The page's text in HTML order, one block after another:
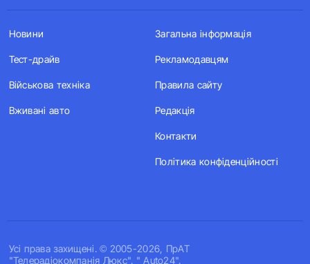
Усi права захищенi. © 2005-2026, ПрАТ
"Телерадіокомпанія Люкс". " Auto24".
Новини
Тест-драйв
Військова техніка
Вживані авто
Загальна інформація
Рекламодавцям
Правила сайту
Редакція
Контакти
Політика конфіденційності